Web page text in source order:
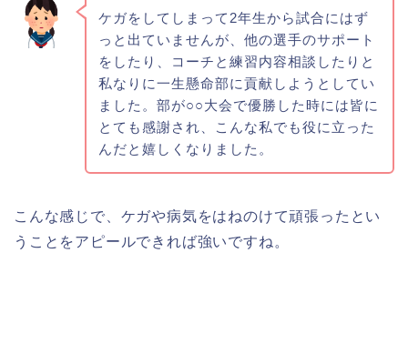
ケガをしてしまって2年生から試合にはず
っと出ていませんが、他の選手のサポート
をしたり、コーチと練習内容相談したりと
私なりに一生懸命部に貢献しようとしてい
ました。部が○○大会で優勝した時には皆に
とても感謝され、こんな私でも役に立った
んだと嬉しくなりました。
こんな感じで、ケガや病気をはねのけて頑張ったとい
うことをアピールできれば強いですね。